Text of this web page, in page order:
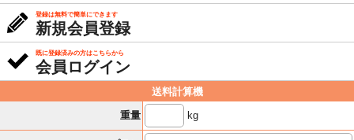
登録は無料で簡単にできます
新規会員登録
既に登録済みの方はこちらから
会員ログイン
送料計算機
重量
kg